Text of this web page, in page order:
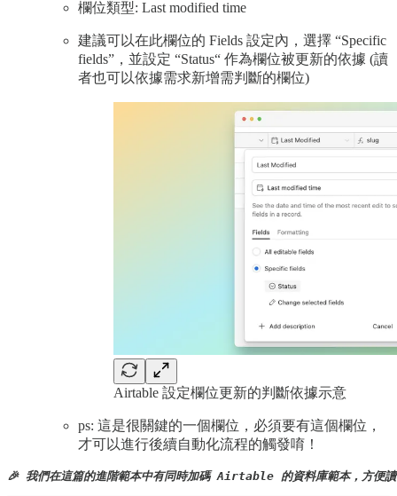
欄位類型: Last modified time
建議可以在此欄位的 Fields 設定內，選擇 “Specific
fields”，並設定 “Status“ 作為欄位被更新的依據 (讀
者也可以依據需求新增需判斷的欄位)
Airtable 設定欄位更新的判斷依據示意
ps: 這是很關鍵的一個欄位，必須要有這個欄位，
才可以進行後續自動化流程的觸發唷！
🎉 我們在這篇的進階範本中有同時加碼 Airtable 的資料庫範本，方便